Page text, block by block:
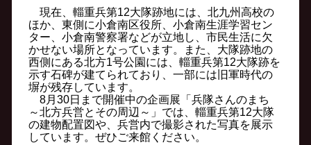
現在、輜重兵第12大隊跡地には、北九州高校の
ほか、東側に小倉南区役所、小倉南生涯学習セン
ター、小倉南警察署などが立地し、市民生活に欠
かせない場所となっています。また、大隊跡地の
西側にある北方1号公園には、輜重兵第12大隊跡を
示す石碑が建てられており、一部には旧軍時代の
塀が残存しています。
8月30日まで開催中の企画展「兵隊さんのまち
～北方兵営とその周辺～」では、輜重兵第12大隊
の建物配置図や、兵営内で撮影された写真を展示
しています。ぜひご来館ください。